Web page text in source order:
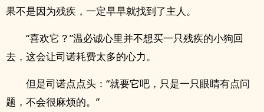
果不是因为残疾，一定早早就找到了主人。
“喜欢它？”温必诚心里并不想买一只残疾的小狗回
去，这会让司诺耗费太多的心力。
但是司诺点点头：“就要它吧，只是一只眼睛有点问
题，不会很麻烦的。”